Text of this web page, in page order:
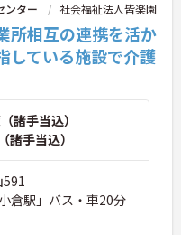
ンター 社会福祉法人皆楽園
所相互の連携を活か
している施設で介護
諸手当込）
諸手当込）
591
倉駅」バス・車20分